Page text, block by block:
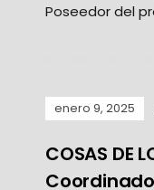
Poseedor del
enero 9, 2025
COSAS DE